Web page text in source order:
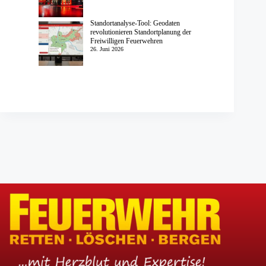
Standortanalyse-Tool: Geodaten
revolutionieren Standortplanung der
Freiwilligen Feuerwehren
26. Juni 2026